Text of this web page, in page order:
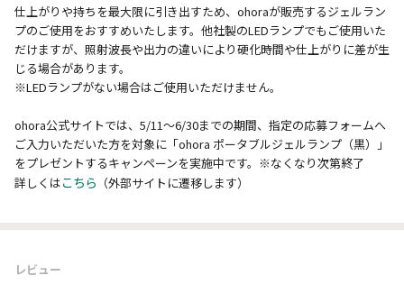
仕上がりや持ちを最大限に引き出すため、ohoraが販売するジェルラン
プのご使用をおすすめいたします。他社製のLEDランプでもご使用いた
だけますが、照射波長や出力の違いにより硬化時間や仕上がりに差が生
じる場合があります。
※LEDランプがない場合はご使用いただけません。
ohora公式サイトでは、5/11～6/30までの期間、指定の応募フォームへ
ご入力いただいた方を対象に「ohora ポータブルジェルランプ（黒）」
をプレゼントするキャンペーンを実施中です。※なくなり次第終了
詳しくはこちら （外部サイトに遷移します）
レビュー